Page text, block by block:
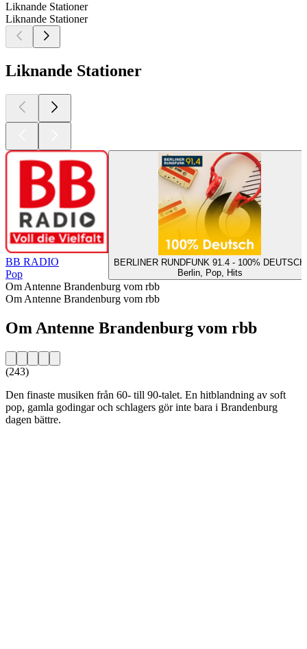
Liknande Stationer
Liknande Stationer
Liknande Stationer
BB RADIO
Pop
BERLINER RUNDFUNK 91.4 - 100% DEUTSCH
Berlin, Pop, Hits
Om Antenne Brandenburg vom rbb
Om Antenne Brandenburg vom rbb
Om Antenne Brandenburg vom rbb
(243)
Den finaste musiken från 60- till 90-talet. En hitblandning av soft
pop, gamla godingar och schlagers gör inte bara i Brandenburg
dagen bättre.